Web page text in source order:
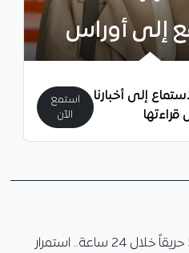
لم
تحدث
إلى أوراس
إلى أخبارنا
قراءتها
استمع
الآن
56 حريقاً خلال 24 ساعة.. استمرار